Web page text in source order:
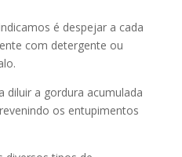
é despejar a cada
com detergente ou
diluir a gordura acumulada
os entupimentos